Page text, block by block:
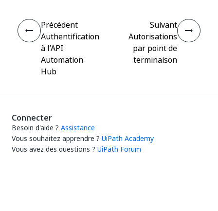
Précédent
Authentification
à l’API
Automation
Hub
Suivant
Autorisations
par point de
terminaison
Connecter
Besoin d'aide ? Assistance
Vous souhaitez apprendre ? UiPath Academy
Vous avez des questions ? UiPath Forum